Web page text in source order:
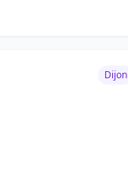
Dijon